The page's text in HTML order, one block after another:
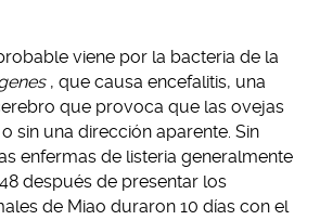
viene por la bacteria de la
, que causa encefalitis, una
que provoca que las ovejas
sin una dirección aparente. Sin
enfermas de listeria generalmente
después de presentar los
de Miao duraron 10 días con el